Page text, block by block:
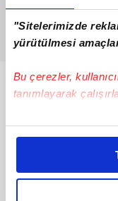
"Sitelerimizde
yürütülmesi
Bu çerezler,
tanımlayarak
Bu çerezlere izin
daha iyi reklam
amacımızın size
olduğunu ve sizlere
Bunlar da